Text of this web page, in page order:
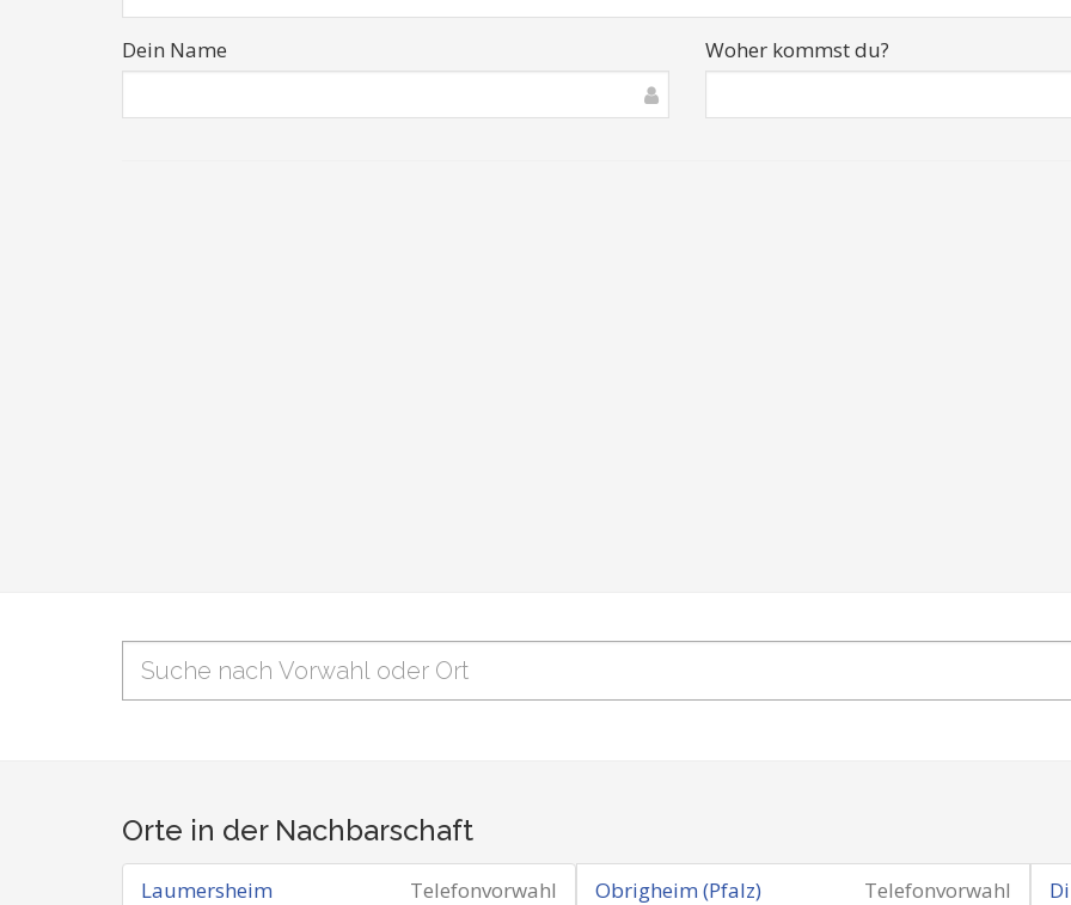
Dein Name Woher kommst du?
Orte in der Nachbarschaft
Telefonvorwahl
Laumersheim Telefonvorwahl
Obrigheim (Pfalz)